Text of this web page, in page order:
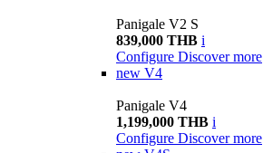
Panigale V2 S
839,000 THB i
Configure Discover more
new V4
Panigale V4
1,199,000 THB i
Configure Discover more